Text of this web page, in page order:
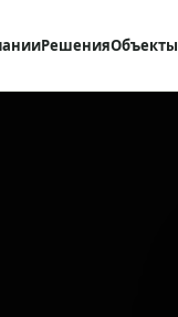
РешенияОбъекты